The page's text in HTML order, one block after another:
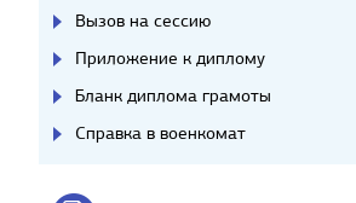
Вызов на сессию
Приложение к диплому
Бланк диплома грамоты
Справка в военкомат